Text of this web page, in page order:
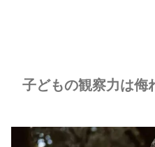
子どもの観察力は侮